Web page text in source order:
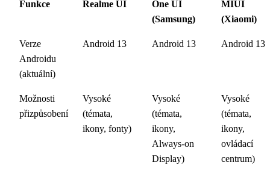
Funkce
Realme UI
One UI
(Samsung)
MIUI
(Xiaomi)
Verze
Androidu
(aktuální)
Android 13 Android 13 Android 13
Možnosti
přizpůsobení
Vysoké
(témata,
ikony, fonty)
Vysoké
(témata,
ikony,
Always-on
Display)
Vysoké
(témata,
ikony,
ovládací
centrum)